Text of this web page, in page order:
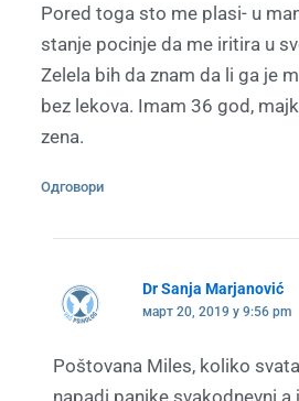
Pored toga sto me plasi- u
stanje pocinje da me iritira u
Zelela bih da znam da li ga je
bez lekova. Imam 36 god,
zena.
Одговори
Dr Sanja Marjanović
март 20, 2019 у 9:56 pm
Poštovana Miles, koliko
napadi panike svakodnevni a